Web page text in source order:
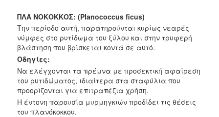
ΠΛΑ ΝΟΚΟΚΚΟΣ: (Planococcus ficus)
Την περίοδο αυτή, παρατηρούνται κυρίως νεαρές
νύμφες στο ρυτίδωμα του ξύλου και στην τρυφερή
βλάστηση που βρίσκεται κοντά σε αυτό.
Οδηγίες:
Να ελέγχονται τα πρέμνα με προσεκτική αφαίρεση
του ρυτιδώματος, ιδιαίτερα στα σταφύλια που
προορίζονται για επιτραπέζια χρήση.
Η έντονη παρουσία μυρμηγκιών προδίδει τις θέσεις
του πλανόκοκκου.